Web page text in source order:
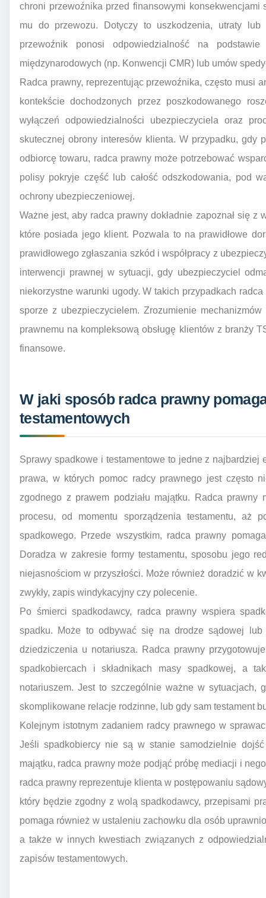
chroni przewoźnika przed finansowymi
mu do przewozu. Dotyczy to uszkodzenia, utraty
przewoźnik ponosi odpowiedzialność na
międzynarodowych (np. Konwencji CMR) lub umów
Radca prawny, reprezentując przewoźnika, często musi
kontekście dochodzonych przez poszkodowanego
wyłączeń odpowiedzialności ubezpieczyciela oraz
skutecznej obrony interesów klienta. W przypadku, gdy
odbiorcę towaru, radca prawny może potrzebować
polisy pokryje część lub całość odszkodowania, pod
ochrony ubezpieczeniowej.
Ważne jest, aby radca prawny dokładnie zapoznał się
które posiada jego klient. Pozwala to na prawidłowe
prawidłowego zgłaszania szkód i współpracy z
interwencji prawnej w sytuacji, gdy ubezpieczyciel
niekorzystne warunki ugody. W takich przypadkach
sporze z ubezpieczycielem. Zrozumienie
prawnemu na kompleksową obsługę klientów z branży
finansowe.
W jaki sposób radca prawny
testamentowych
Sprawy spadkowe i testamentowe to jedne z
prawa, w których pomoc radcy prawnego jest często
zgodnego z prawem podziału majątku. Radca
procesu, od momentu sporządzenia testamentu, aż
spadkowego. Przede wszystkim, radca prawny
Doradza w zakresie formy testamentu, sposobu jego
niejasnościom w przyszłości. Może również doradzić w
zwykły, zapis windykacyjny czy polecenie.
Po śmierci spadkodawcy, radca prawny wspiera
spadku. Może to odbywać się na drodze sądowej lub
dziedziczenia u notariusza. Radca prawny
spadkobiercach i składnikach masy spadkowej, a
notariuszem. Jest to szczególnie ważne w sytuacjach,
skomplikowane relacje rodzinne, lub gdy sam testament
Kolejnym istotnym zadaniem radcy prawnego w
Jeśli spadkobiercy nie są w stanie samodzielnie
majątku, radca prawny może podjąć próbę mediacji i
radca prawny reprezentuje klienta w postępowaniu
który będzie zgodny z wolą spadkodawcy, przepisami
pomaga również w ustaleniu zachowku dla osób
a także w innych kwestiach związanych z
zapisów testamentowych.